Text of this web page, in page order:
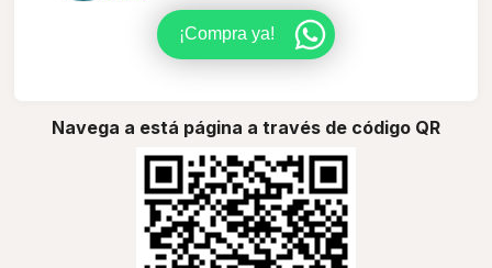
¡Compra ya!
Navega a está página a través de código QR